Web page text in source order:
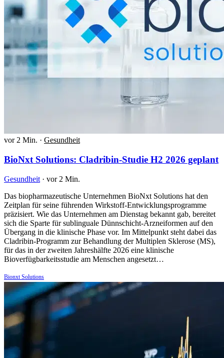
vor 2 Min. · Gesundheit
BioNxt Solutions: Cladribin-Studie H2 2026 geplant
Gesundheit · vor 2 Min.
Das biopharmazeutische Unternehmen BioNxt Solutions hat den
Zeitplan für seine führenden Wirkstoff-Entwicklungsprogramme
präzisiert. Wie das Unternehmen am Dienstag bekannt gab, bereitet
sich die Sparte für sublinguale Dünnschicht-Arzneiformen auf den
Übergang in die klinische Phase vor. Im Mittelpunkt steht dabei das
Cladribin-Programm zur Behandlung der Multiplen Sklerose (MS),
für das in der zweiten Jahreshälfte 2026 eine klinische
Bioverfügbarkeitsstudie am Menschen angesetzt…
Bionxt Solutions